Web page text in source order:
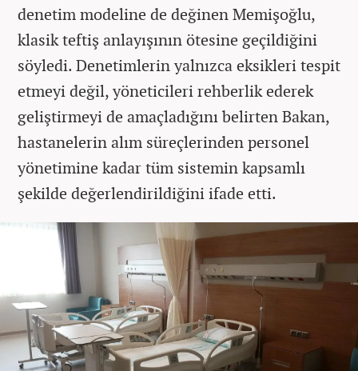
denetim modeline de değinen Memişoğlu,
klasik teftiş anlayışının ötesine geçildiğini
söyledi. Denetimlerin yalnızca eksikleri tespit
etmeyi değil, yöneticileri rehberlik ederek
geliştirmeyi de amaçladığını belirten Bakan,
hastanelerin alım süreçlerinden personel
yönetimine kadar tüm sistemin kapsamlı
şekilde değerlendirildiğini ifade etti.